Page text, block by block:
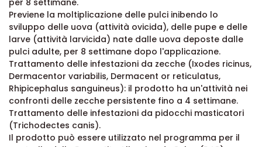
per 8 settimane.
Previene la moltiplicazione delle pulci inibendo lo
sviluppo delle uova (attività ovicida), delle pupe e delle
larve (attività larvicida) nate dalle uova deposte dalle
pulci adulte, per 8 settimane dopo l'applicazione.
Trattamento delle infestazioni da zecche (Ixodes ricinus,
Dermacentor variabilis, Dermacent or reticulatus,
Rhipicephalus sanguineus): il prodotto ha un'attività nei
confronti delle zecche persistente fino a 4 settimane.
Trattamento delle infestazioni da pidocchi masticatori
(Trichodectes canis).
Il prodotto può essere utilizzato nel programma per il